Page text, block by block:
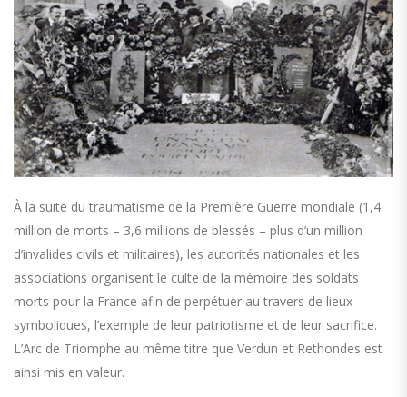
À la suite du traumatisme de la Première Guerre mondiale (1,4
million de morts – 3,6 millions de blessés – plus d’un million
d’invalides civils et militaires), les autorités nationales et les
associations organisent le culte de la mémoire des soldats
morts pour la France afin de perpétuer au travers de lieux
symboliques, l’exemple de leur patriotisme et de leur sacrifice.
L’Arc de Triomphe au même titre que Verdun et Rethondes est
ainsi mis en valeur.